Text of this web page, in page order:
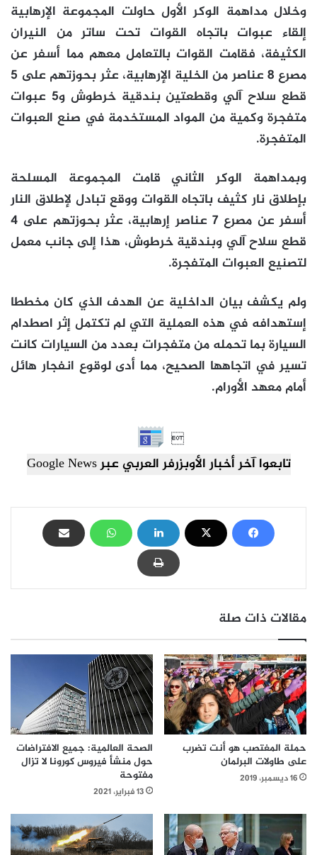
وخلال مداهمة الوكر الأول حاولت المجموعة الإرهابية
إلقاء عبوات باتجاه القوات تحت ساتر من النيران
الكثيفة، فقامت القوات بالتعامل معهم مما أسفر عن
مصرع 8 عناصر من الخلية الإرهابية، عثر بحوزتهم على 5
قطع سلاح آلي وقطعتين بندقية خرطوش و5 عبوات
متفجرة وكمية من المواد المستخدمة في صنع العبوات
المتفجرة.
وبمداهمة الوكر الثاني قامت المجموعة المسلحة
بإطلاق نار كثيف باتجاه القوات ووقع تبادل لإطلاق النار
أسفر عن مصرع 7 عناصر إرهابية، عثر بحوزتهم على 4
قطع سلاح آلي وبندقية خرطوش، هذا إلى جانب معمل
لتصنيع العبوات المتفجرة.
ولم يكشف بيان الداخلية عن الهدف الذي كان مخططا
إستهدافه في هذه العملية التي لم تكتمل إثر اصطدام
السيارة بما تحمله من متفجرات بعدد من السيارات كانت
تسير في اتجاهها الصحيح، مما أدى لوقوع انفجار هائل
أمام معهد الأورام.

تابعوا آخر أخبار الأوبزرفر العربي عبر Google News
مقالات ذات صلة
حملة المغتصب هو أنت تضرب
على طاولات البرلمان
16 ديسمبر، 2019
الصحة العالمية: جميع الافتراضات
حول منشأ فيروس كورونا لا تزال
مفتوحة
13 فبراير، 2021